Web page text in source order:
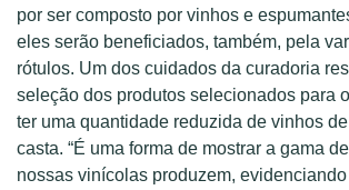
por ser composto por vinhos e
eles serão beneficiados, também, pela
rótulos. Um dos cuidados da curadoria
seleção dos produtos selecionados para
ter uma quantidade reduzida de vinhos
casta. “É uma forma de mostrar a gama
nossas vinícolas produzem,